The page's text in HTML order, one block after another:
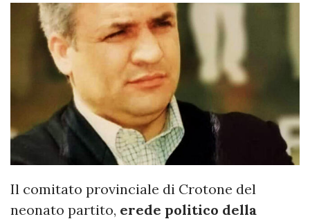
Il comitato provinciale di Crotone del
neonato partito, erede politico della